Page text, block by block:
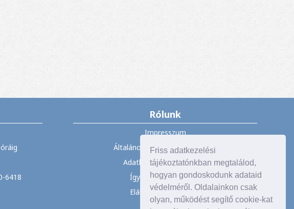
Friss adatkezelési
tájékoztatónkban megtalálod,
hogyan gondoskodunk adataid
védelméről. Oldalainkon csak
olyan, működést segítő cookie-kat
6418
Rólunk
Impresszum
Általános Szerződési Feltételek
Adatkezelési tájékoztató
Így vásárolhat nálunk
Elállás a szerződéstől